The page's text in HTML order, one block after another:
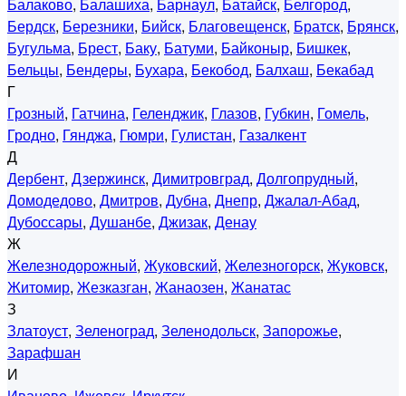
Бердск, Березники, Бийск, Благовещенск, Братск, Брянск,
Бугульма, Брест, Баку, Батуми, Байконыр, Бишкек,
Бельцы, Бендеры, Бухара, Бекобод, Балхаш, Бекабад
Г
Грозный, Гатчина, Геленджик, Глазов, Губкин, Гомель,
Гродно, Гянджа, Гюмри, Гулистан, Газалкент
Д
Дербент, Дзержинск, Димитровград, Долгопрудный,
Домодедово, Дмитров, Дубна, Днепр, Джалал-Абад,
Дубоссары, Душанбе, Джизак, Денау
Ж
Железнодорожный, Жуковский, Железногорск, Жуковск,
Житомир, Жезказган, Жанаозен, Жанатас
З
Златоуст, Зеленоград, Зеленодольск, Запорожье,
Зарафшан
И